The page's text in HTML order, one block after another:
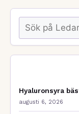
Sök
Hyaluronsyra
augusti 6, 2026